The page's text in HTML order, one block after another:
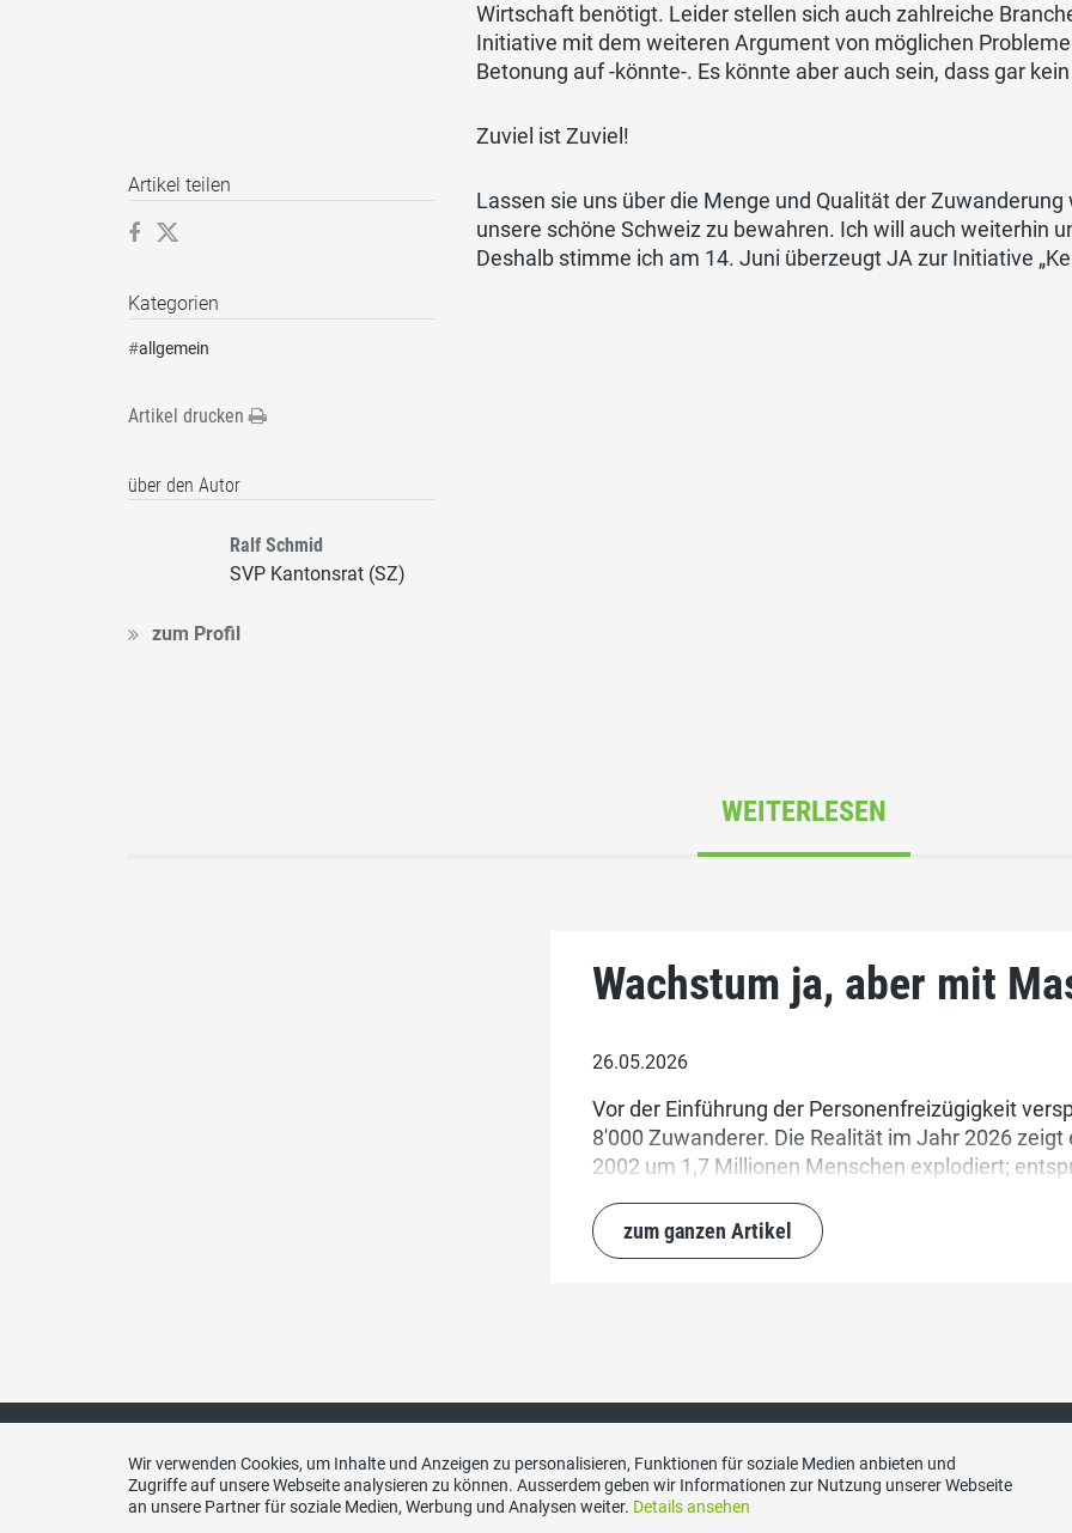
Wirtschaft benötigt. Leider stellen sich auch zahlreiche
Initiative mit dem weiteren Argument von möglichen
Betonung auf -könnte-. Es könnte aber auch sein, dass gar
Zuviel ist Zuviel!
Lassen sie uns über die Menge und Qualität der
unsere schöne Schweiz zu bewahren. Ich will auch weiterhin
Deshalb stimme ich am 14. Juni überzeugt JA zur Initiative
Artikel teilen
Kategorien
#allgemein
Artikel drucken
über den Autor
Ralf Schmid
SVP Kantonsrat (SZ)
zum Profil
WEITERLESEN
Wachstum ja, aber mit
26.05.2026
Vor der Einführung der Personenfreizügigkeit
8'000 Zuwanderer. Die Realität im Jahr 2026
2002 um 1,7 Millionen Menschen explodiert;
chronischer Stau, überlastete Infrastrukturen und
zum ganzen Artikel
Kontakt
Wir verwenden Cookies, um Inhalte und Anzeigen zu personalisieren, Funktionen für soziale Medien anbieten und
Zugriffe auf unsere Webseite analysieren zu können. Ausserdem geben wir Informationen zur Nutzung unserer Webseite
an unsere Partner für soziale Medien, Werbung und Analysen weiter. Details ansehen